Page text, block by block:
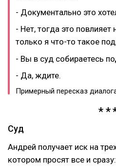
- Документально это
- Нет, тогда это повлияет
только я что-то такое
- Вы в суд собираетесь
- Да, ждите.
Примерный пересказ
Суд
Андрей получает иск на
котором просят все и